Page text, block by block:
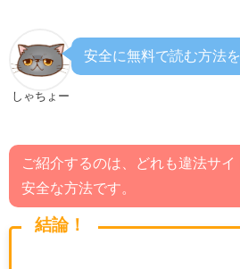
しゃちょー
安全に無料で読む方法
ご紹介するのは、どれも違法サイ
安全な方法です。
結論！